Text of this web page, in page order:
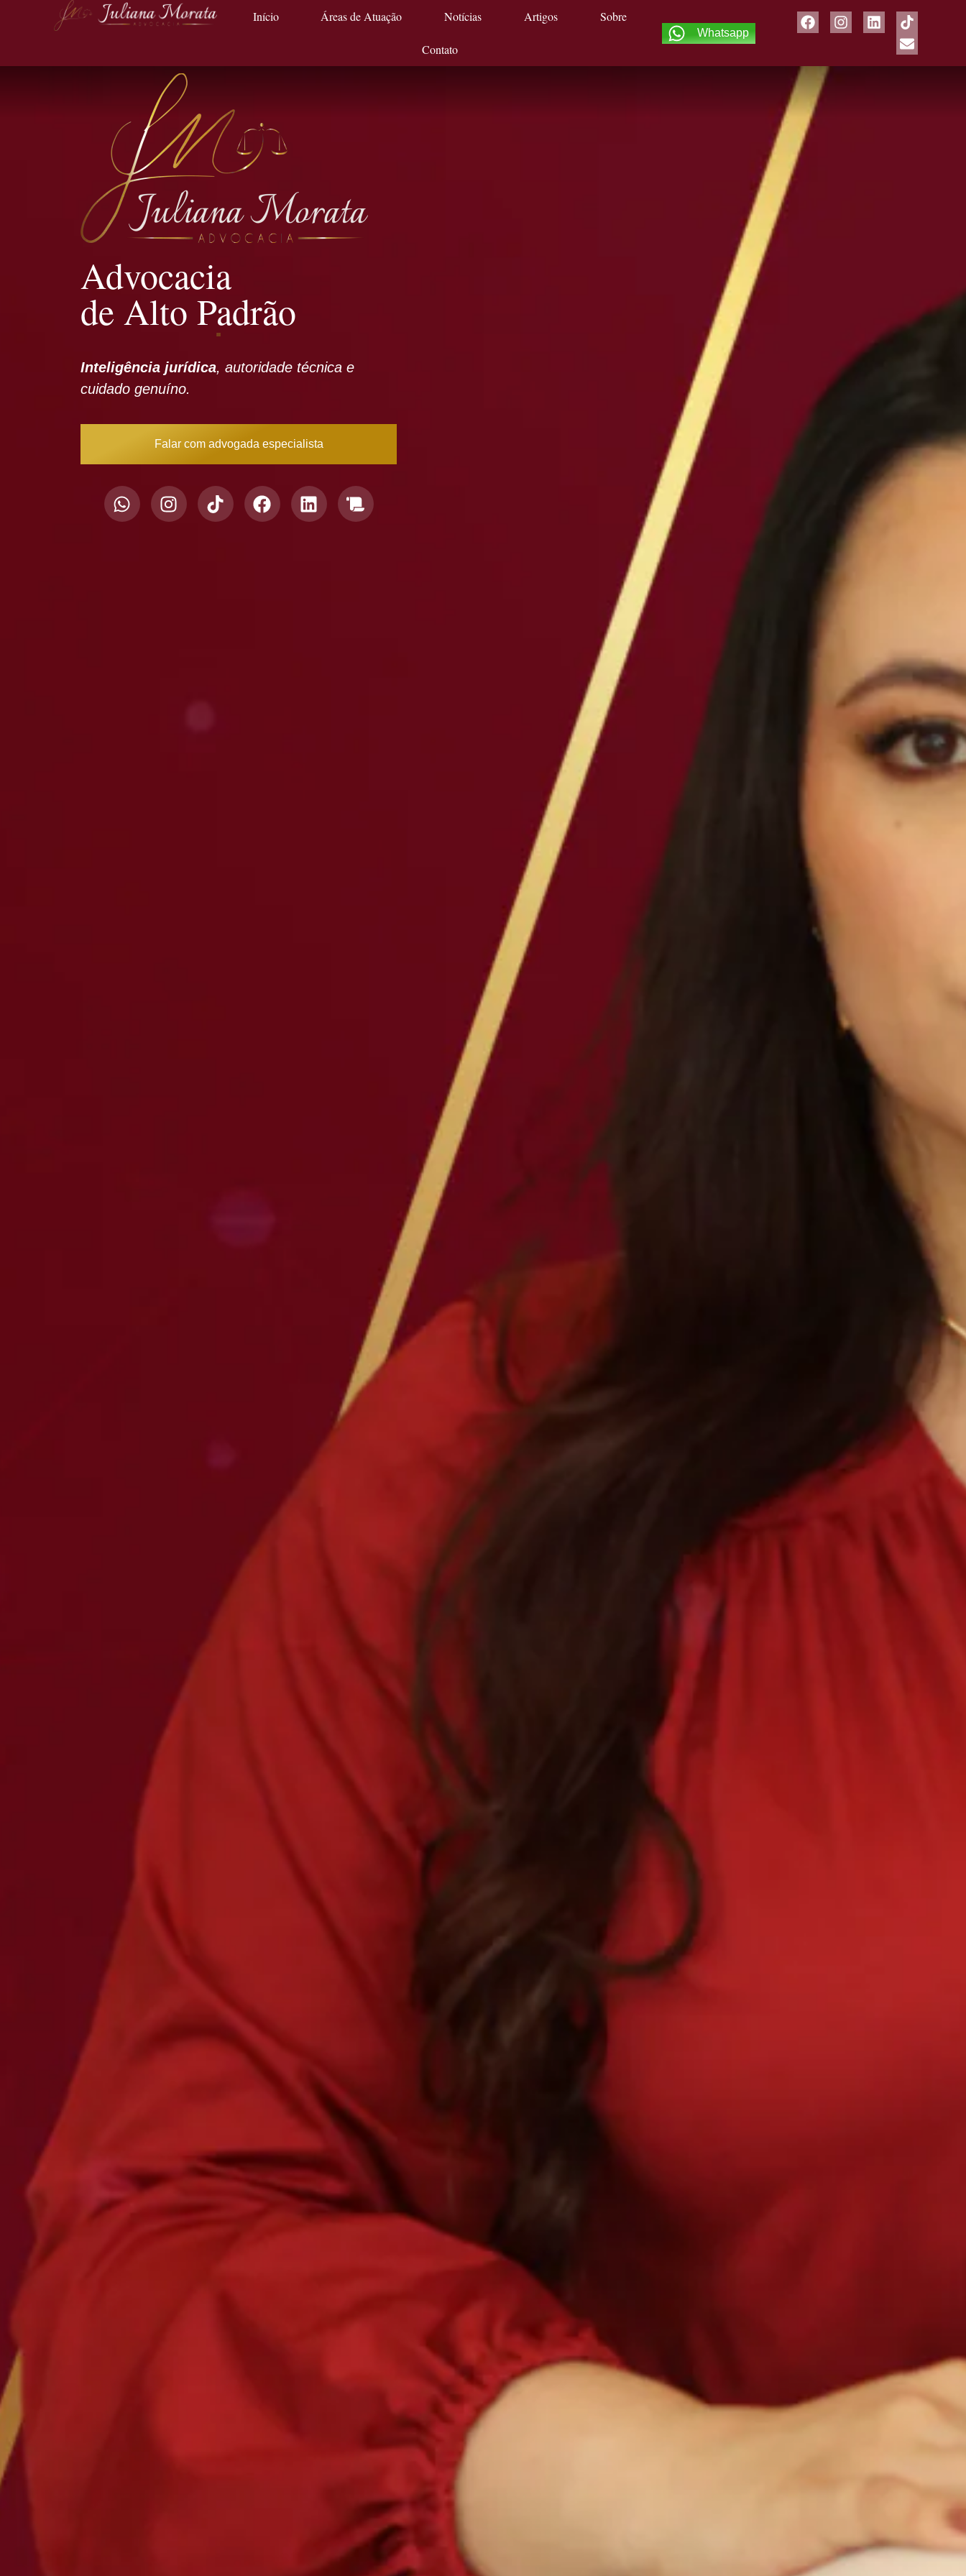
Início Áreas de Atuação Notícias Artigos Sobre
Contato
Whatsapp
Advocacia
de Alto Padrão
Inteligência jurídica, autoridade técnica e
cuidado genuíno.
Falar com advogada especialista